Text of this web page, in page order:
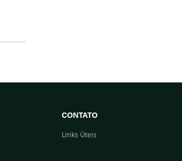
CONTATO
Links Úteis